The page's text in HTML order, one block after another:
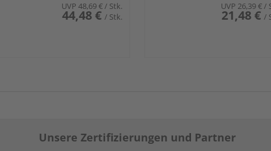
UVP 48,69 €/ Stk.
44,48 € / Stk.
UVP 26,39 €/
21,48 € /
Unsere Zertifizierungen und Partner